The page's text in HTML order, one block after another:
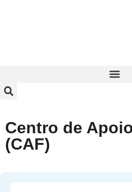
Centro de
(CAF)